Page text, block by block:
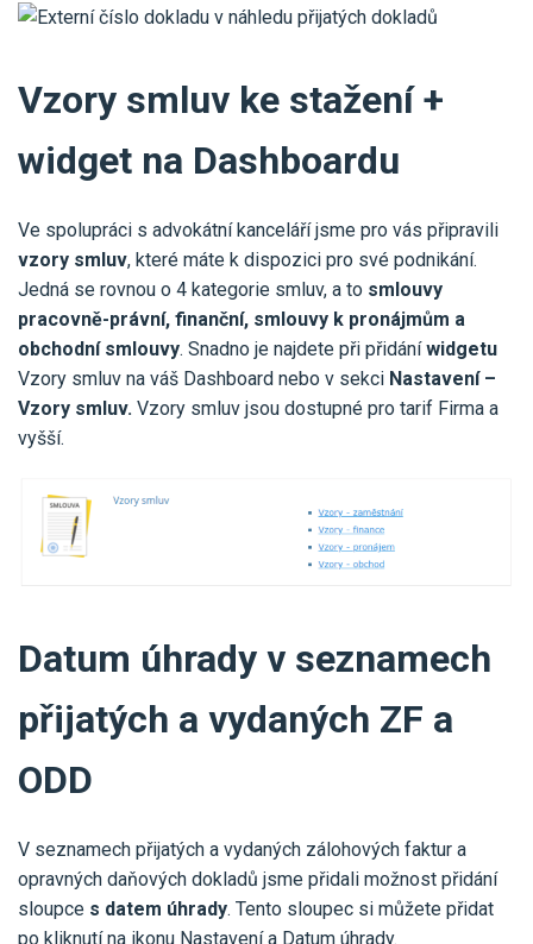
Vzory smluv ke stažení +
widget na Dashboardu
Ve spolupráci s advokátní kanceláří jsme pro vás připravili
vzory smluv, které máte k dispozici pro své podnikání.
Jedná se rovnou o 4 kategorie smluv, a to smlouvy
pracovně-právní, finanční, smlouvy k pronájmům a
obchodní smlouvy. Snadno je najdete při přidáníwidgetu
Vzory smluv na váš Dashboard nebo v sekci Nastavení –
Vzory smluv. Vzory smluv jsou dostupné pro tarif Firma a
vyšší.
Datum úhrady v seznamech
přijatých a vydaných ZF a
ODD
V seznamech přijatých a vydaných zálohových faktur a
opravných daňových dokladů jsme přidali možnost přidání
sloupce s datem úhrady. Tento sloupec si můžete přidat
po kliknutí na ikonu Nastavení a Datum úhrady.